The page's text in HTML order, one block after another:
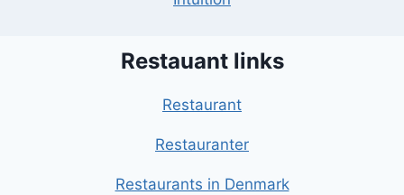
Restauant links
Restaurant
Restauranter
Restaurants in Denmark